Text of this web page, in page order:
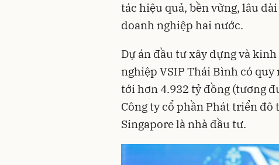
tác hiệu quả, bền vững, lâu
doanh nghiệp hai nước.
Dự án đầu tư xây dựng và
nghiệp VSIP Thái Bình có quy
tới hơn 4.932 tỷ đồng (tương
Công ty cổ phần Phát triển
Singapore là nhà đầu tư.